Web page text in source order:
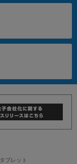
タブレット